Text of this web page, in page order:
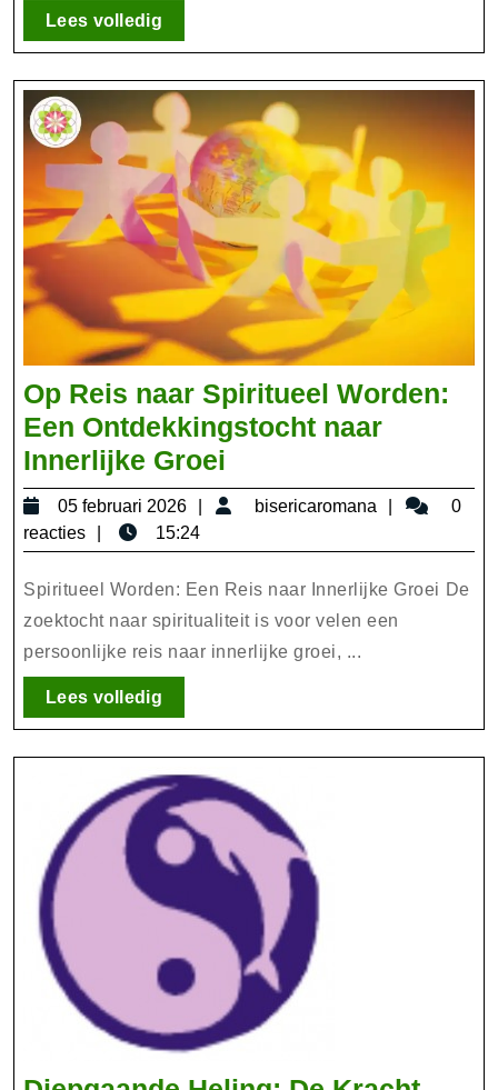
Lees volledigLees
volledig
Op Reis naar Spiritueel Worden:
Een Ontdekkingstocht naar
Innerlijke Groei
Reis
Spiritueel
Worden:
Een
Ontdekkingstocht
Innerlijke
Groei
05 februari 2026
05
2026
bisericaromana
0
reacties
15:24
Spiritueel Worden: Een Reis naar Innerlijke Groei De
zoektocht naar spiritualiteit is voor velen een
persoonlijke reis naar innerlijke groei, ...
Lees volledigLees
volledig